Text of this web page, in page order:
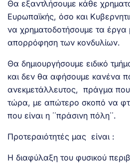
Θα εξαντλήσουμε κάθε
Ευρωπαϊκής, όσο και
να χρηματοδοτήσουμε τα
απορρόφηση των κονδυλίων.
Θα δημιουργήσουμε ειδικό
και δεν θα αφήσουμε κανένα
ανεκμετάλλευτος, πράγμα που
τώρα, με απώτερο σκοπό να
που είναι η ΄΄πράσινη πόλη΄΄.
Προτεραιότητές μας είναι :
H διαφύλαξη του φυσικού